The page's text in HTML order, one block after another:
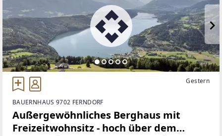
Gestern
BAUERNHAUS 9702 FERNDORF
Außergewöhnliches Berghaus mit
Freizeitwohnsitz - hoch über dem